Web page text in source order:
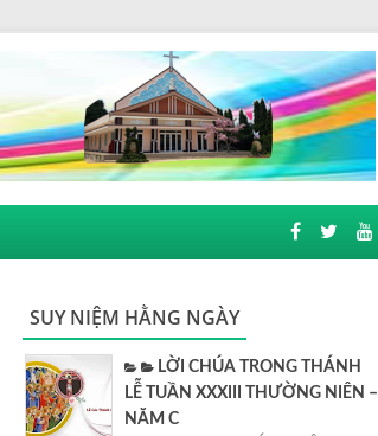
SUY NIỆM HẰNG NGÀY
LỜI CHÚA TRONG THÁNH
LỄ TUẦN XXXIII THƯỜNG NIÊN –
NĂM C